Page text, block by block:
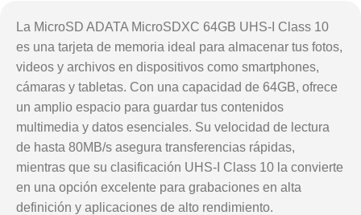
La MicroSD ADATA MicroSDXC 64GB UHS-I Class 10
es una tarjeta de memoria ideal para almacenar tus fotos,
videos y archivos en dispositivos como smartphones,
cámaras y tabletas. Con una capacidad de 64GB, ofrece
un amplio espacio para guardar tus contenidos
multimedia y datos esenciales. Su velocidad de lectura
de hasta 80MB/s asegura transferencias rápidas,
mientras que su clasificación UHS-I Class 10 la convierte
en una opción excelente para grabaciones en alta
definición y aplicaciones de alto rendimiento.